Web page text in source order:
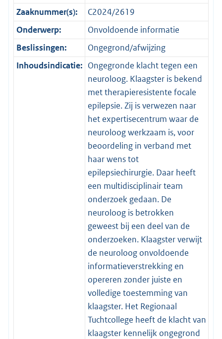
Zaaknummer(s):
C2024/2619
Onderwerp:
Onvoldoende informatie
Beslissingen:
Ongegrond/afwijzing
Inhoudsindicatie: Ongegronde klacht tegen een
neuroloog. Klaagster is bekend
met therapieresistente focale
epilepsie. Zij is verwezen naar
het expertisecentrum waar de
neuroloog werkzaam is, voor
beoordeling in verband met
haar wens tot
epilepsiechirurgie. Daar heeft
een multidisciplinair team
onderzoek gedaan. De
neuroloog is betrokken
geweest bij een deel van de
onderzoeken. Klaagster verwijt
de neuroloog onvoldoende
informatieverstrekking en
opereren zonder juiste en
volledige toestemming van
klaagster. Het Regionaal
Tuchtcollege heeft de klacht van
klaagster kennelijk ongegrond